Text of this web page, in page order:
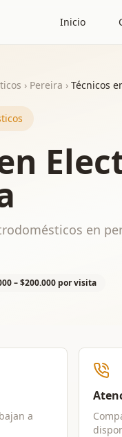
Inicio
› Pereira › Técnicos
en
– $200.000 por visita
a